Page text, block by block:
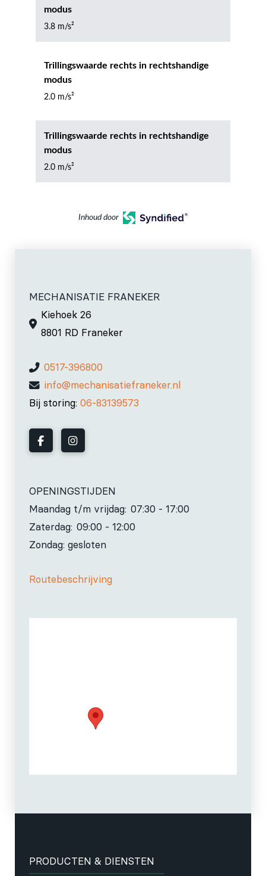
modus
3.8 m/s²
Trillingswaarde rechts in rechtshandige
modus
2.0 m/s²
Trillingswaarde rechts in rechtshandige
modus
2.0 m/s²
Inhoud door
MECHANISATIE FRANEKER
Kiehoek 26
8801 RD Franeker
0517-396800
info@mechanisatiefraneker.nl
Bij storing: 06-83139573
OPENINGSTIJDEN
Maandag t/m vrijdag: 07:30 - 17:00
Zaterdag: 09:00 - 12:00
Zondag: gesloten
Routebeschrijving
PRODUCTEN & DIENSTEN